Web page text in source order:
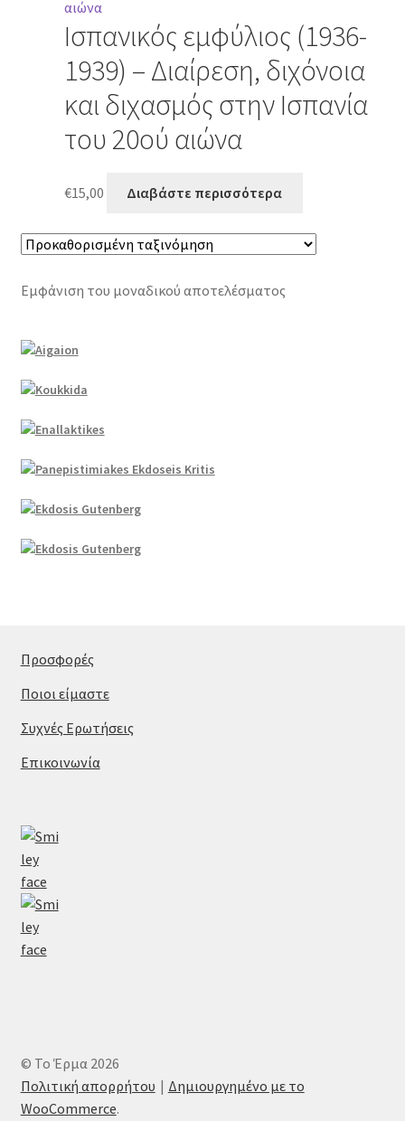
Ισπανικός εμφύλιος (1936-
1939) – Διαίρεση, διχόνοια
και διχασμός στην Ισπανία
του 20ού αιώνα
€15,00 Διαβάστε περισσότερα
Εμφάνιση του μοναδικού αποτελέσματος
Προσφορές
Ποιοι είμαστε
Συχνές Ερωτήσεις
Επικοινωνία
© Το Έρμα 2026
Πολιτική απορρήτου
Δημιουργημένο με το
WooCommerce.